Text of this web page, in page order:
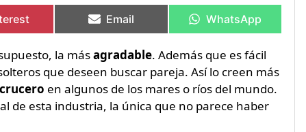
en
Email
en
WhatsApp
la másagradable. Además que es fácil
que deseen buscar pareja. Así lo creen más
crucero en algunos de los mares o ríos del mundo.
de esta industria, la única que no parece haber
en
en